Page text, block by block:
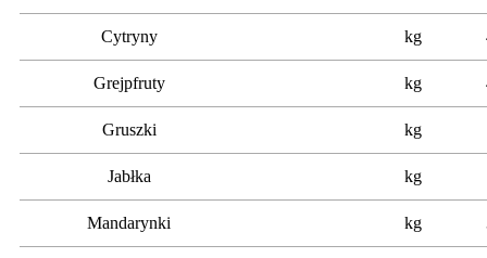
Cytryny kg
Grejpfruty kg
Gruszki kg
Jabłka kg
Mandarynki kg